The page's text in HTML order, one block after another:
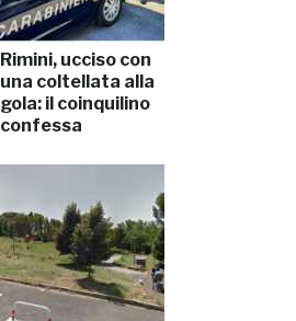
Rimini, ucciso con
una coltellata alla
gola: il coinquilino
confessa